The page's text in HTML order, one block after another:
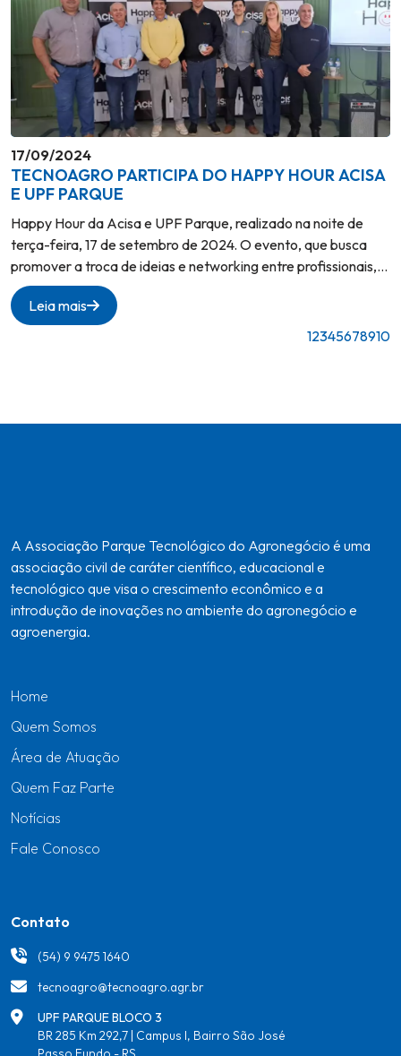
por ano, será construída em uma área da universidade e
contará com investimentos de R$ 50 milhões.
17/09/2024
TECNOAGRO PARTICIPA DO HAPPY HOUR ACISA
E UPF PARQUE
Happy Hour da Acisa e UPF Parque, realizado na noite de
terça-feira, 17 de setembro de 2024. O evento, que busca
promover a troca de ideias e networking entre profissionais,
contou com a participação especial da Associação
Tecnoagro, que apresentou seus projetos e a importância da
inovação para o agronegócio.
Leia mais
12345678910
A Associação Parque Tecnológico do Agronegócio é uma
associação civil de caráter científico, educacional e
tecnológico que visa o crescimento econômico e a
introdução de inovações no ambiente do agronegócio e
agroenergia.
Home
Quem Somos
Área de Atuação
Quem Faz Parte
Notícias
Fale Conosco
Contato
(54) 9 9475 1640
tecnoagro@tecnoagro.agr.br
UPF PARQUE BLOCO 3
BR 285 Km 292,7 | Campus I, Bairro São José